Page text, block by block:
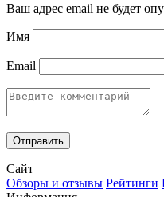
Ваш адрес email не будет
Имя
Email
Сайт
Обзоры и отзывы Рейтинги